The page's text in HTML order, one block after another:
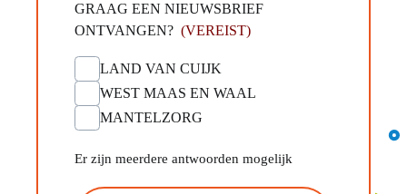
GRAAG EEN NIEUWSBRIEF
ONTVANGEN? (VEREIST)
LAND VAN CUIJK
WEST MAAS EN WAAL
MANTELZORG
Er zijn meerdere antwoorden mogelijk